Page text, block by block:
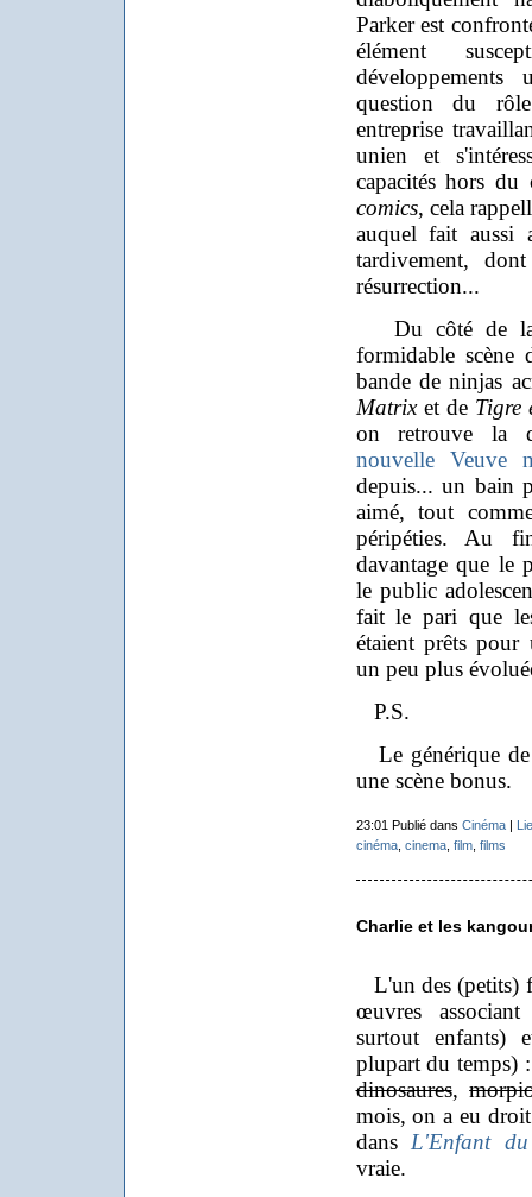
Parker est
élément
question du
entreprise
unien et
capacités hors
comics, cela
auquel fait aussi
tardivement,
résurrection...
Du côté de la
formidable scène
bande de ninjas
Matrixet de Tigre
on retrouve la
nouvelle Veuve
depuis... un bain
aimé, tout
péripéties. Au
davantage que le
le public
fait le pari que
étaient prêts pour
un peu plus
P.S.
Le générique
une scène bonus.
23:01 Publié dans Cinéma|
cinéma, cinema, film, films
Charlie et les
L'un des (petits)
œuvres
surtout enfants)
plupart du temps)
dinosaures,
mois, on a eu
dans L'Enfant du
vraie.